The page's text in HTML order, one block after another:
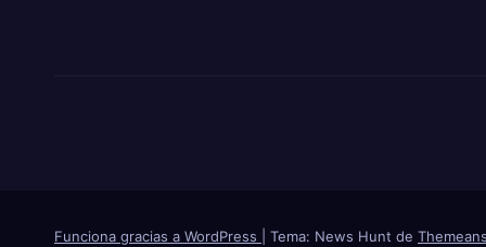
Funciona gracias a WordPress Tema: News Hunt de